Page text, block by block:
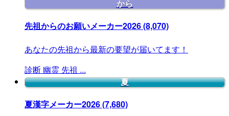
から
先祖からのお願いメーカー2026(8,070)
あなたの先祖から最新の要望が届いてます！
診断 幽霊 先祖 ...
夏
夏漢字メーカー2026(7,680)